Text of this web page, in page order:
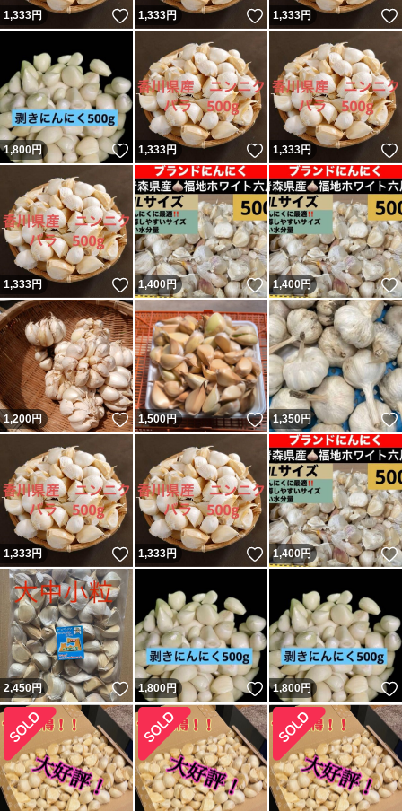
1,333円 いいね！
1,333円 いいね！
1,333円
1,800円 いいね！
1,333円 いいね！
1,333円
1,333円 いいね！
1,400円 いいね！
1,400円
1,200円 いいね！
1,500円 いいね！
1,350円
1,333円 いいね！
1,333円 いいね！
1,400円
2,450円 いいね！
1,800円 いいね！
1,800円